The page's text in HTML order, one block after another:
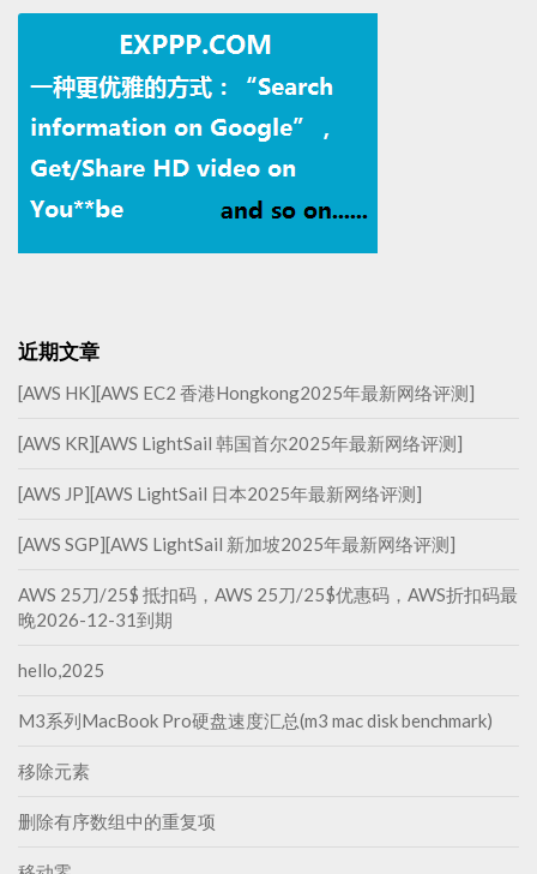
近期文章
[AWS HK][AWS EC2 香港Hongkong2025年最新网络评测]
[AWS KR][AWS LightSail 韩国首尔2025年最新网络评测]
[AWS JP][AWS LightSail 日本2025年最新网络评测]
[AWS SGP][AWS LightSail 新加坡2025年最新网络评测]
AWS 25刀/25$ 抵扣码，AWS 25刀/25$优惠码，AWS折扣码最
晚2026-12-31到期
hello,2025
M3系列MacBook Pro硬盘速度汇总(m3 mac disk benchmark)
移除元素
删除有序数组中的重复项